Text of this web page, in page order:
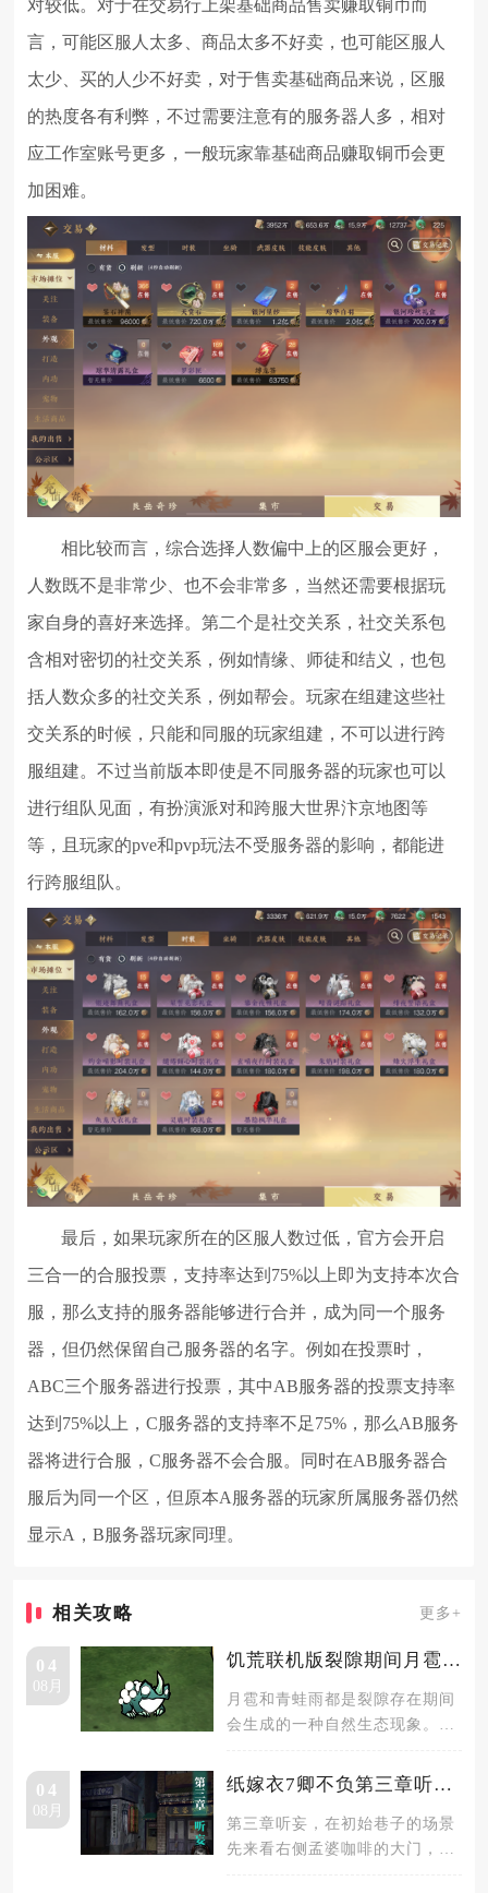
对较低。对于在交易行上架基础商品售卖赚取铜币而
言，可能区服人太多、商品太多不好卖，也可能区服人
太少、买的人少不好卖，对于售卖基础商品来说，区服
的热度各有利弊，不过需要注意有的服务器人多，相对
应工作室账号更多，一般玩家靠基础商品赚取铜币会更
加困难。
相比较而言，综合选择人数偏中上的区服会更好，
人数既不是非常少、也不会非常多，当然还需要根据玩
家自身的喜好来选择。第二个是社交关系，社交关系包
含相对密切的社交关系，例如情缘、师徒和结义，也包
括人数众多的社交关系，例如帮会。玩家在组建这些社
交关系的时候，只能和同服的玩家组建，不可以进行跨
服组建。不过当前版本即使是不同服务器的玩家也可以
进行组队见面，有扮演派对和跨服大世界汴京地图等
等，且玩家的pve和pvp玩法不受服务器的影响，都能进
行跨服组队。
最后，如果玩家所在的区服人数过低，官方会开启
三合一的合服投票，支持率达到75%以上即为支持本次合
服，那么支持的服务器能够进行合并，成为同一个服务
器，但仍然保留自己服务器的名字。例如在投票时，
ABC三个服务器进行投票，其中AB服务器的投票支持率
达到75%以上，C服务器的支持率不足75%，那么AB服务
器将进行合服，C服务器不会合服。同时在AB服务器合
服后为同一个区，但原本A服务器的玩家所属服务器仍然
显示A，B服务器玩家同理。
相关攻略 更多+
04
08月
饥荒联机版裂隙期间月雹和青蛙雨是什么
月雹和青蛙雨都是裂隙存在期间
会生成的一种自然生态现象。在
会发生
04
08月
纸嫁衣7卿不负第三章听妄前段怎么解密
第三章听妄，在初始巷子的场景
先来看右侧孟婆咖啡的大门，从